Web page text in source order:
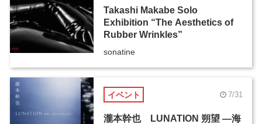
Takashi Makabe Solo
Exhibition “The Aesthetics of
Rubber Wrinkles”
sonatine
イベント 7/31
瀧本幹也 LUNATION 朔望 ―海